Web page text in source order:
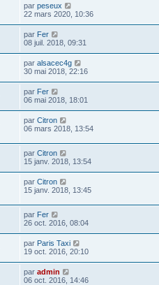
par peseux
22 mars 2020, 10:36
par Fer
08 juil. 2018, 09:31
par alsacec4g
30 mai 2018, 22:16
par Fer
06 mai 2018, 18:01
par Citron
06 mars 2018, 13:54
par Citron
15 janv. 2018, 13:54
par Citron
15 janv. 2018, 13:45
par Fer
26 oct. 2016, 08:04
par Paris Taxi
19 oct. 2016, 20:10
par admin
06 oct. 2016, 14:46